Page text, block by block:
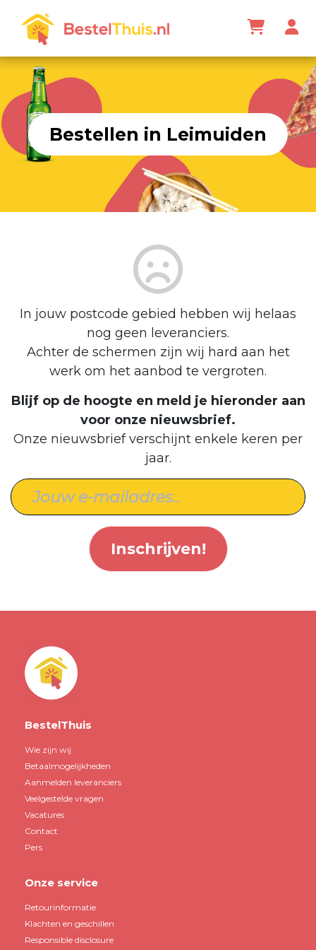
Bestellen in Leimuiden
In jouw postcode gebied hebben wij helaas
nog geen leveranciers.
Achter de schermen zijn wij hard aan het
werk om het aanbod te vergroten.
Blijf op de hoogte en meld je hieronder aan
voor onze nieuwsbrief.
Onze nieuwsbrief verschijnt enkele keren per
jaar.
Inschrijven!
BestelThuis
Wie zijn wij
Betaalmogelijkheden
Aanmelden leveranciers
Veelgestelde vragen
Vacatures
Contact
Pers
Onze service
Retourinformatie
Klachten en geschillen
Responsible disclosure